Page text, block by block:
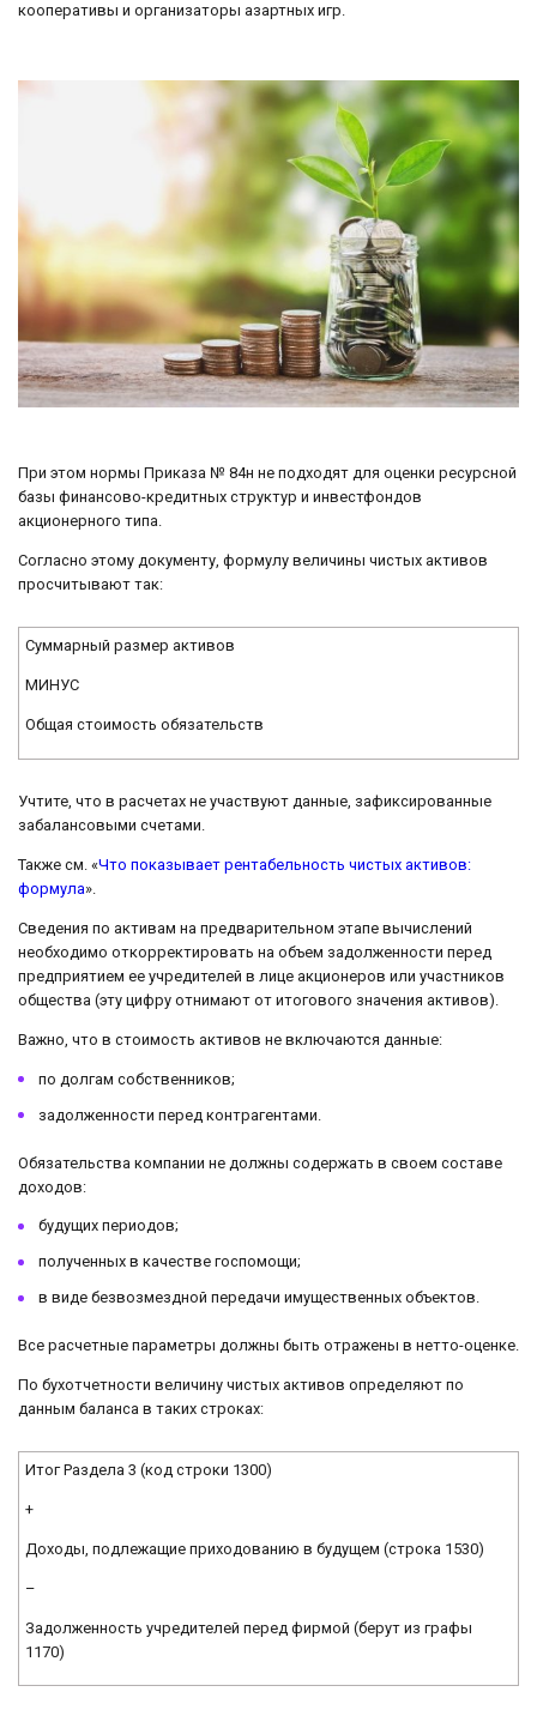
кооперативы и организаторы азартных игр.
При этом нормы Приказа № 84н не подходят для оценки ресурсной
базы финансово-кредитных структур и инвестфондов
акционерного типа.
Согласно этому документу, формулу величины чистых активов
просчитывают так:
Суммарный размер активов
МИНУС
Общая стоимость обязательств
Учтите, что в расчетах не участвуют данные, зафиксированные
забалансовыми счетами.
Также см. «Что показывает рентабельность чистых активов:
формула».
Сведения по активам на предварительном этапе вычислений
необходимо откорректировать на объем задолженности перед
предприятием ее учредителей в лице акционеров или участников
общества (эту цифру отнимают от итогового значения активов).
Важно, что в стоимость активов не включаются данные:
по долгам собственников;
задолженности перед контрагентами.
Обязательства компании не должны содержать в своем составе
доходов:
будущих периодов;
полученных в качестве госпомощи;
в виде безвозмездной передачи имущественных объектов.
Все расчетные параметры должны быть отражены в нетто-оценке.
По бухотчетности величину чистых активов определяют по
данным баланса в таких строках:
Итог Раздела 3 (код строки 1300)
+
Доходы, подлежащие приходованию в будущем (строка 1530)
–
Задолженность учредителей перед фирмой (берут из графы
1170)